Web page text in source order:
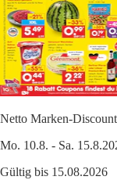
Netto Marken-Discount
Mo. 10.8. - Sa.
Gültig bis 15.08.2026